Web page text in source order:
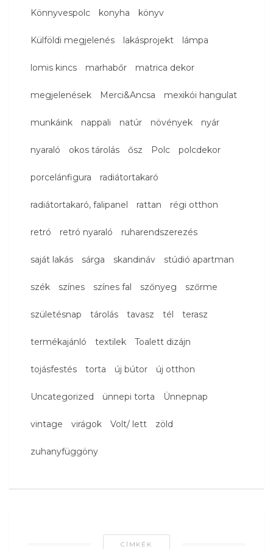
Könnyvespolc konyha könyv
Külföldi megjelenés lakásprojekt lámpa
lomis kincs marhabőr matrica dekor
megjelenések Merci&Ancsa mexikói hangulat
munkáink nappali natúr növények nyár
nyaraló okos tárolás ősz Polc polcdekor
porcelánfigura radiátortakaró
radiátortakaró, falipanel rattan régi otthon
retró retró nyaraló ruharendszerezés
saját lakás sárga skandináv stúdió apartman
szék színes színes fal szőnyeg szőrme
születésnap tárolás tavasz tél terasz
termékajánló textilek Toalett dizájn
tojásfestés torta új bútor új otthon
Uncategorized ünnepi torta Ünnepnap
vintage virágok Volt/ lett zöld
zuhanyfüggöny
CÍMKÉK